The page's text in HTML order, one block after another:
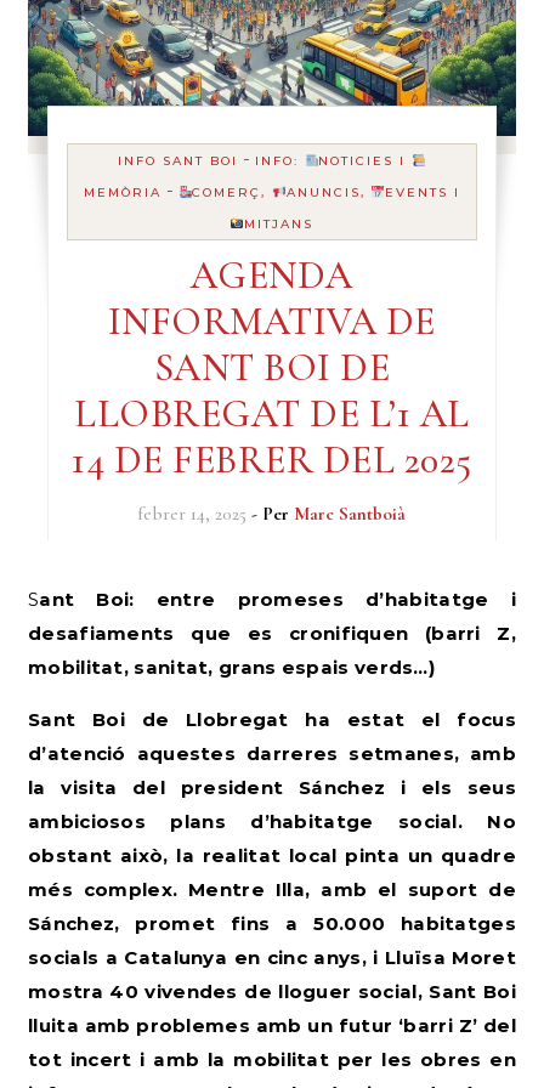
INFO SANT BOI - INFO:
NOTICIES I
MEMÒRIA - COMERÇ, ANUNCIS,
EVENTS I
MITJANS
AGENDA
INFORMATIVA DE
SANT BOI DE
LLOBREGAT DE L’1 AL
14 DE FEBRER DEL 2025
febrer 14, 2025 - Per Marc Santboià
Sant Boi: entre promeses d’habitatge i
desafiaments que es cronifiquen (barri Z,
mobilitat, sanitat, grans espais verds…)
Sant Boi de Llobregat ha estat el focus
d’atenció aquestes darreres setmanes, amb
la visita del president Sánchez i els seus
ambiciosos plans d’habitatge social. No
obstant això, la realitat local pinta un quadre
més complex. Mentre Illa, amb el suport de
Sánchez, promet fins a 50.000 habitatges
socials a Catalunya en cinc anys, i Lluïsa Moret
mostra 40 vivendes de lloguer social, Sant Boi
lluita amb problemes amb un futur ‘barri Z’ del
tot incert i amb la mobilitat per les obres en